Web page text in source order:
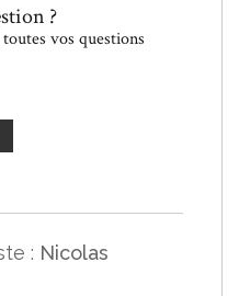
?
vos questions
: Nicolas